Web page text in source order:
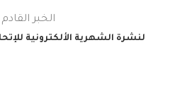
الخبر القادم
لنشرة الشهرية الألكترونية للإتحاد